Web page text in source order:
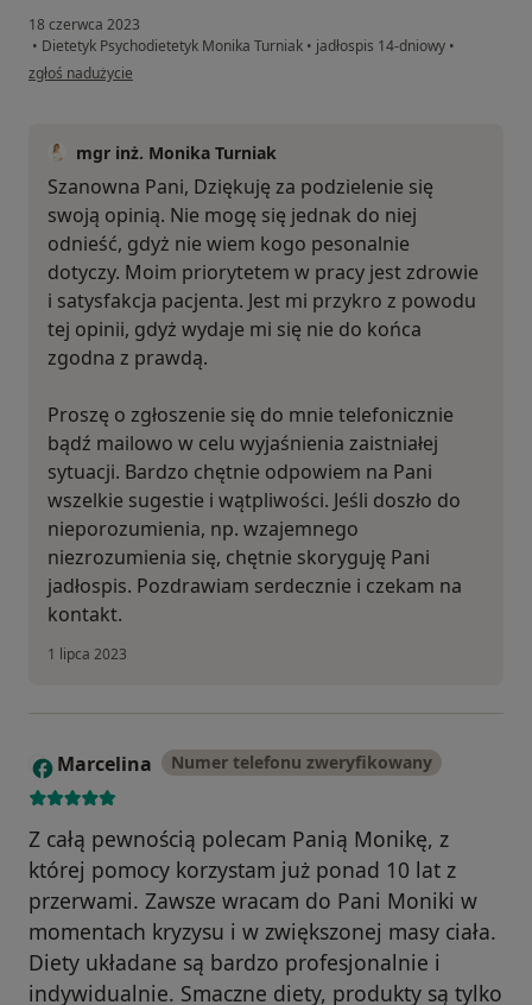
18 czerwca 2023
• Dietetyk Psychodietetyk Monika Turniak • jadłospis 14-dniowy •
w opinii użytkownika M.
zgłoś nadużycie
mgr inż. Monika Turniak
Szanowna Pani, Dziękuję za podzielenie się
swoją opinią. Nie mogę się jednak do niej
odnieść, gdyż nie wiem kogo pesonalnie
dotyczy. Moim priorytetem w pracy jest zdrowie
i satysfakcja pacjenta. Jest mi przykro z powodu
tej opinii, gdyż wydaje mi się nie do końca
zgodna z prawdą.
Proszę o zgłoszenie się do mnie telefonicznie
bądź mailowo w celu wyjaśnienia zaistniałej
sytuacji. Bardzo chętnie odpowiem na Pani
wszelkie sugestie i wątpliwości. Jeśli doszło do
nieporozumienia, np. wzajemnego
niezrozumienia się, chętnie skoryguję Pani
jadłospis. Pozdrawiam serdecznie i czekam na
kontakt.
1 lipca 2023
M Marcelina Numer telefonu zweryfikowany
Z całą pewnością polecam Panią Monikę, z
której pomocy korzystam już ponad 10 lat z
przerwami. Zawsze wracam do Pani Moniki w
momentach kryzysu i w zwiększonej masy ciała.
Diety układane są bardzo profesjonalnie i
indywidualnie. Smaczne diety, produkty są tylko